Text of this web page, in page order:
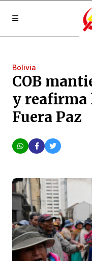
Bolivia
COB
y reafirma
Fuera Paz